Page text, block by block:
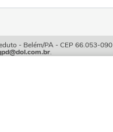
- Belém/PA - CEP 66.053-090
.